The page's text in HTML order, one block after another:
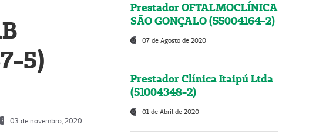
5)
03 de novembro, 2020
Prestador OFTALMOCLÍNICA
SÃO GONÇALO (55004164-2)
07 de Agosto de 2020
Prestador Clínica Itaipú Ltda
(51004348-2)
01 de Abril de 2020